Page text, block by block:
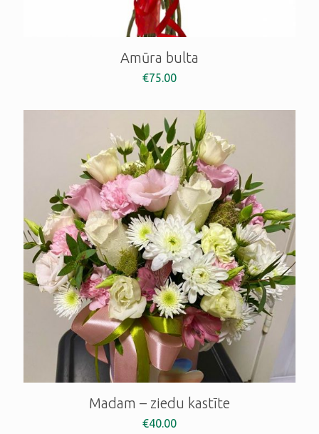
Amūra bulta
€75.00
Madam – ziedu kastīte
€40.00